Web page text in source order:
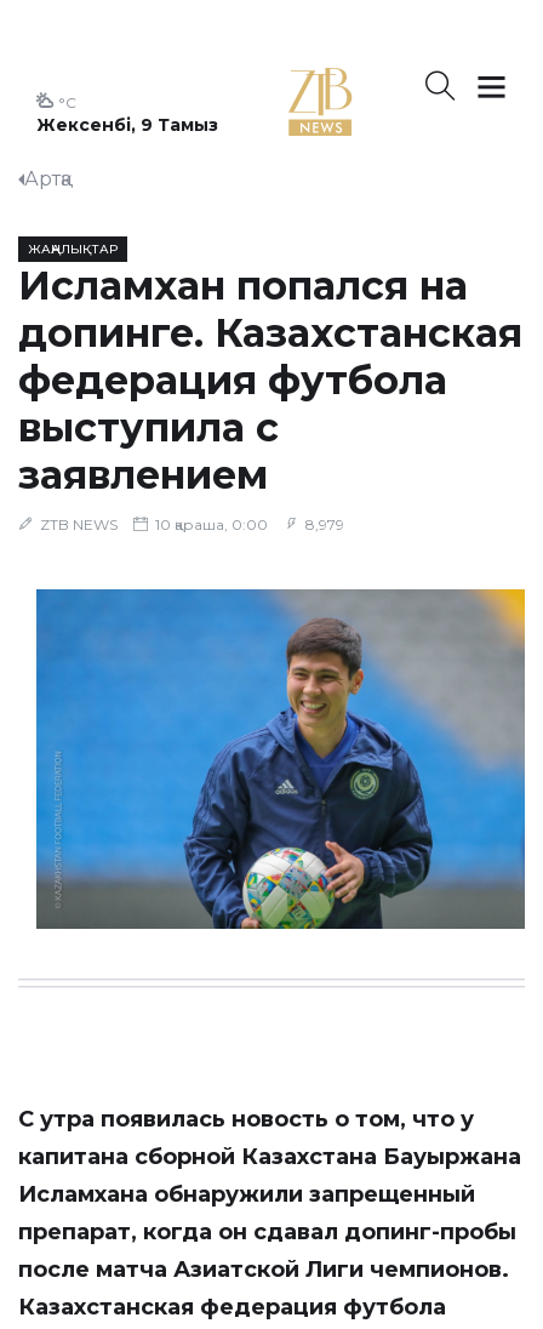
Жексенбі, 9 Тамыз
°C
Артқа
ЖАҢАЛЫҚТАР
Исламхан попался на
допинге. Казахстанская
федерация футбола
выступила с
заявлением
ZTB NEWS 10 қараша, 0:00 8,979
С утра появилась новость о том, что у
капитана сборной Казахстана Бауыржана
Исламхана обнаружили запрещенный
препарат, когда он сдавал допинг-пробы
после матча Азиатской Лиги чемпионов.
Казахстанская федерация футбола